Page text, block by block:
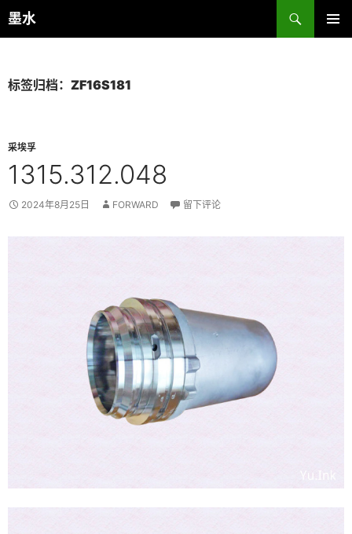
跳
至
墨水
搜
索
标签归档：ZF16S181
采埃孚
1315.312.048
2024年8月25日 FORWARD 留下评论